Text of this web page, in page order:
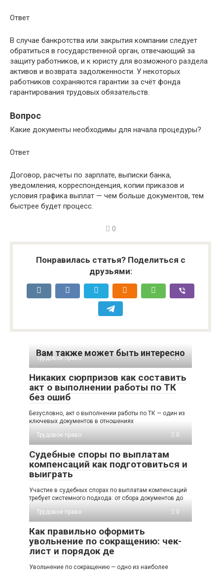
Ответ
В случае банкротства или закрытия компании следует
обратиться в государственной орган, отвечающий за
защиту работников, и к юристу для возможного раздела
активов и возврата задолженности. У некоторых
работников сохраняются гарантии за счёт фонда
гарантирования трудовых обязательств.
Вопрос
Какие документы необходимы для начала процедуры?
Ответ
Договор, расчеты по зарплате, выписки банка,
уведомления, корреспонденция, копии приказов и
условия графика выплат — чем больше документов, тем
быстрее будет процесс.
0
Понравилась статья? Поделиться с
друзьями:
Вам также может быть интересно
Трудовое право 0
Никаких сюрпризов как составить
акт о выполнении работы по ТК
без ошиб
Безусловно, акт о выполнении работы по ТК — один из
ключевых документов в отношениях
Трудовое право
0
Судебные споры по выплатам
компенсаций как подготовиться и
выиграть
Участие в судебных спорах по выплатам компенсаций
требует системного подхода: от сбора документов до
Трудовое право
0
Как правильно оформить
увольнение по сокращению: чек-
лист и порядок де
Увольнение по сокращению — одно из наиболее